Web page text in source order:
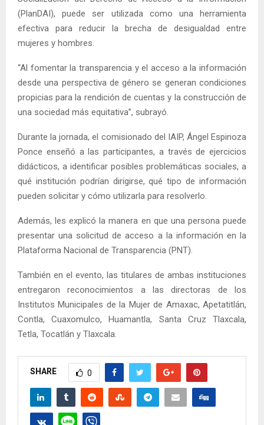
(PlanDAI), puede ser utilizada como una herramienta
efectiva para reducir la brecha de desigualdad entre
mujeres y hombres.
“Al fomentar la transparencia y el acceso a la información
desde una perspectiva de género se generan condiciones
propicias para la rendición de cuentas y la construcción de
una sociedad más equitativa”, subrayó.
Durante la jornada, el comisionado del IAIP, Ángel Espinoza
Ponce enseñó a las participantes, a través de ejercicios
didácticos, a identificar posibles problemáticas sociales, a
qué institución podrían dirigirse, qué tipo de información
pueden solicitar y cómo utilizarla para resolverlo.
Además, les explicó la manera en que una persona puede
presentar una solicitud de acceso a la información en la
Plataforma Nacional de Transparencia (PNT).
También en el evento, las titulares de ambas instituciones
entregaron reconocimientos a las directoras de los
Institutos Municipales de la Mujer de Amaxac, Apetatitlán,
Contla, Cuaxomulco, Huamantla, Santa Cruz Tlaxcala,
Tetla, Tocatlán y Tlaxcala.
SHARE 0